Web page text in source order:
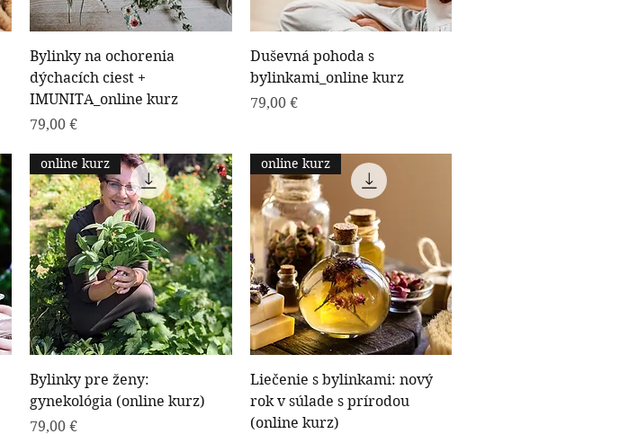
Rýchle zobrazenie
Bylinky na ochorenia
dýchacích ciest +
IMUNITA_online kurz
Cena
79,00 €
Rýchle zobrazenie
Duševná pohoda s
bylinkami_online kurz
Cena
79,00 €
Rýchle zobrazenie
online kurz
Bylinky pre ženy:
gynekológia (online kurz)
Cena
79,00 €
Rýchle zobrazenie
online kurz
Liečenie s bylinkami: nový
rok v súlade s prírodou
(online kurz)